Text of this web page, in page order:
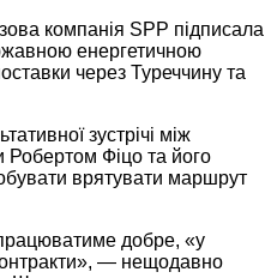
компанія SPP підписала
енергетичною
через Туреччину та
зустрічі між
Робертом Фіцо та його
врятувати маршрут
добре, «у
— нещодавно